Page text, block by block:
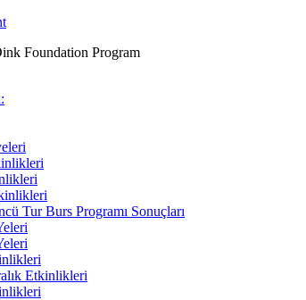
Foundation Program
Tur Burs Programı Sonuçları
Etkinlikleri